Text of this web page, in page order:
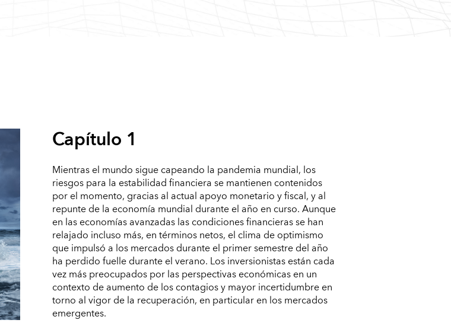
Capítulo 1
Mientras el mundo sigue capeando la pandemia mundial, los
riesgos para la estabilidad financiera se mantienen contenidos
por el momento, gracias al actual apoyo monetario y fiscal, y al
repunte de la economía mundial durante el año en curso. Aunque
en las economías avanzadas las condiciones financieras se han
relajado incluso más, en términos netos, el clima de optimismo
que impulsó a los mercados durante el primer semestre del año
ha perdido fuelle durante el verano. Los inversionistas están cada
vez más preocupados por las perspectivas económicas en un
contexto de aumento de los contagios y mayor incertidumbre en
torno al vigor de la recuperación, en particular en los mercados
emergentes.